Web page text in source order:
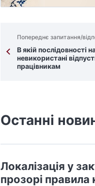
Попереднє запитання/
В якій послідовності
невикористані
працівникам
Останні
Локалізація у
прозорі